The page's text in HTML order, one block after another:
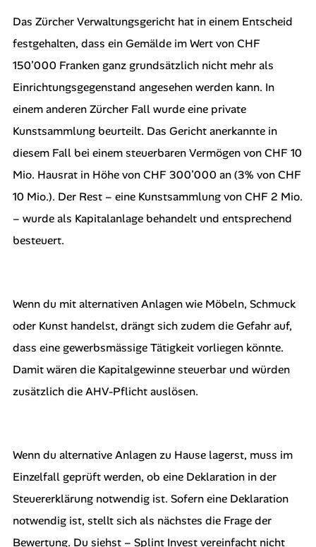
Das Zürcher Verwaltungsgericht hat in einem Entscheid
festgehalten, dass ein Gemälde im Wert von CHF
150’000 Franken ganz grundsätzlich nicht mehr als
Einrichtungsgegenstand angesehen werden kann. In
einem anderen Zürcher Fall wurde eine private
Kunstsammlung beurteilt. Das Gericht anerkannte in
diesem Fall bei einem steuerbaren Vermögen von CHF 10
Mio. Hausrat in Höhe von CHF 300’000 an (3% von CHF
10 Mio.). Der Rest – eine Kunstsammlung von CHF 2 Mio.
– wurde als Kapitalanlage behandelt und entsprechend
besteuert.
Wenn du mit alternativen Anlagen wie Möbeln, Schmuck
oder Kunst handelst, drängt sich zudem die Gefahr auf,
dass eine gewerbsmässige Tätigkeit vorliegen könnte.
Damit wären die Kapitalgewinne steuerbar und würden
zusätzlich die AHV-Pflicht auslösen.
Wenn du alternative Anlagen zu Hause lagerst, muss im
Einzelfall geprüft werden, ob eine Deklaration in der
Steuererklärung notwendig ist. Sofern eine Deklaration
notwendig ist, stellt sich als nächstes die Frage der
Bewertung. Du siehst – Splint Invest vereinfacht nicht